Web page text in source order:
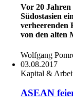
Vor 20 Jahren
Südostasien
verheerenden
von den alten
Wolfgang
03.08.2017
Kapital &
ASEAN